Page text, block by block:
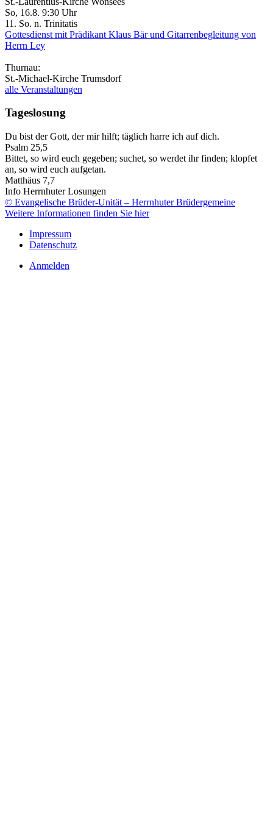
So, 16.8. 9:30 Uhr
11. So. n. Trinitatis
Gottesdienst mit Prädikant Klaus Bär und Gitarrenbegleitung von
Herrn Ley
Thurnau:
St.-Michael-Kirche Trumsdorf
alle Veranstaltungen
Tageslosung
Du bist der Gott, der mir hilft; täglich harre ich auf dich.
Psalm 25,5
Bittet, so wird euch gegeben; suchet, so werdet ihr finden; klopfet
an, so wird euch aufgetan.
Matthäus 7,7
Info Herrnhuter Losungen
© Evangelische Brüder-Unität – Herrnhuter Brüdergemeine
Weitere Informationen finden Sie hier
Impressum
Datenschutz
Anmelden